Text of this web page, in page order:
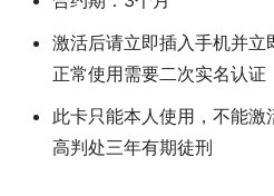
激活后请立即插入手机并
正常使用需要二次实名认证
此卡只能本人使用，不能
高判处三年有期徒刑